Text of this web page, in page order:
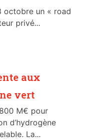
octobre un « road
privé...
aux
vert
M€ pour
d’hydrogène
La...